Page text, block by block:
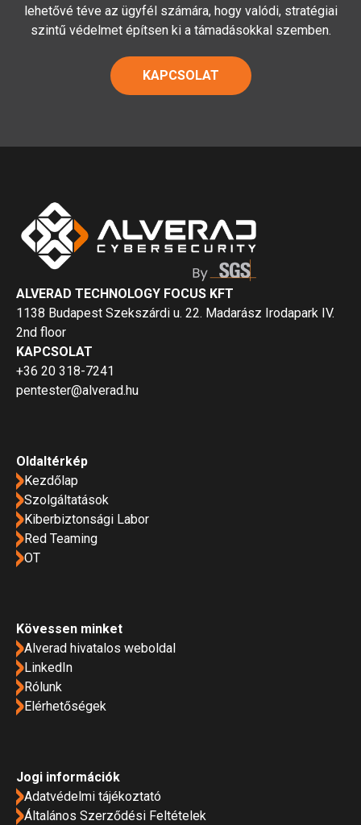
lehetővé téve az ügyfél számára, hogy valódi, stratégiai
szintű védelmet építsen ki a támadásokkal szemben.
KAPCSOLAT
ALVERAD TECHNOLOGY FOCUS KFT
1138 Budapest Szekszárdi u. 22. Madarász Irodapark IV.
2nd floor
KAPCSOLAT
+36 20 318-7241
pentester@alverad.hu
Oldaltérkép
Kezdőlap
Szolgáltatások
Kiberbiztonsági Labor
Red Teaming
OT
Kövessen minket
Alverad hivatalos weboldal
LinkedIn
Rólunk
Elérhetőségek
Jogi információk
Adatvédelmi tájékoztató
Általános Szerződési Feltételek